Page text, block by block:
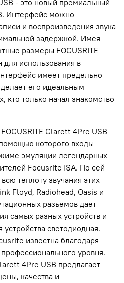
- это новый премиальный
Интерфейс можно
и воспроизведения звука
задержкой. Имея
размеры FOCUSRITE
использования в
имеет предельно
его идеальным
кто только начал знакомство
Clarett 4Pre USB
которого входы
эмуляции легендарных
Focusrite ISA. По сей
теплоту звучания этих
Floyd, Radiohead, Oasis и
разьемов дает
самых разных устройств и
светодиодная.
известна благодаря
уровня.
4Pre USB предлагает
качества и